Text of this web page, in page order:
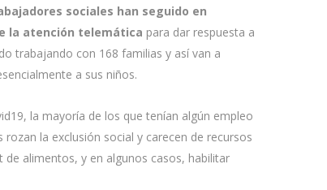
sociales han seguido en
la atención telemática para dar respuesta a
trabajando con 168 familias y así van a
a sus niños.
la mayoría de los que tenían algún empleo
la exclusión social y carecen de recursos
alimentos, y en algunos casos, habilitar